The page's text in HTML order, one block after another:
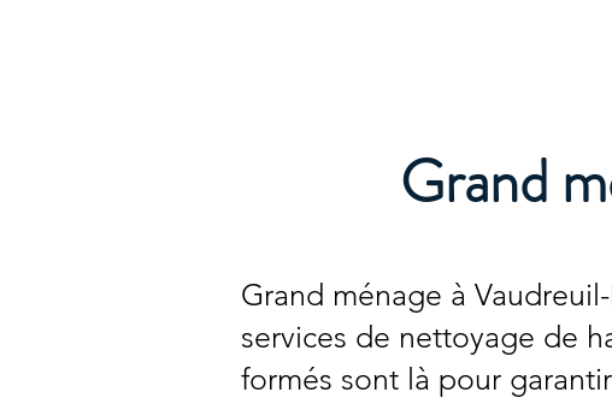
Grand
Grand ménage à
services de nettoyage de
formés sont là pour